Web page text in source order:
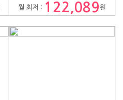
월 최저 : 122,089원